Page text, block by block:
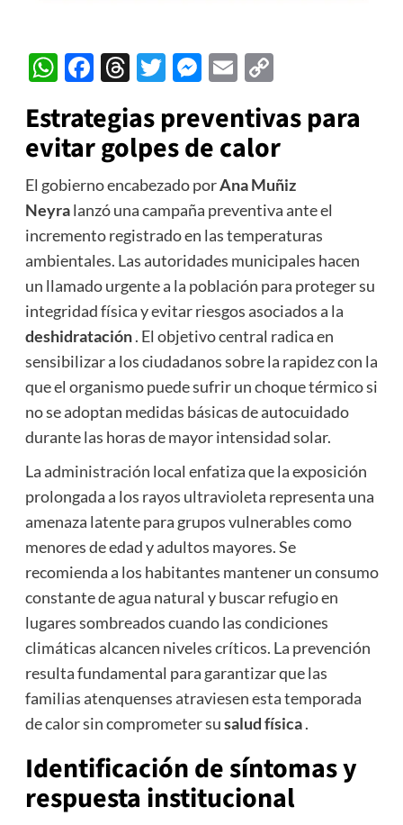
WhatsApp
Facebook
Threads
Twitter
Messenger
EmailCopy
Estrategias preventivas para
evitar golpes de calor
El gobierno encabezado porAna Muñiz
Neyralanzó una campaña preventiva ante el
incremento registrado en las temperaturas
ambientales. Las autoridades municipales hacen
un llamado urgente a la población para proteger su
integridad física y evitar riesgos asociados a la
deshidratación. El objetivo central radica en
sensibilizar a los ciudadanos sobre la rapidez con la
que el organismo puede sufrir un choque térmico si
no se adoptan medidas básicas de autocuidado
durante las horas de mayor intensidad solar.
La administración local enfatiza que la exposición
prolongada a los rayos ultravioleta representa una
amenaza latente para grupos vulnerables como
menores de edad y adultos mayores. Se
recomienda a los habitantes mantener un consumo
constante de agua natural y buscar refugio en
lugares sombreados cuando las condiciones
climáticas alcancen niveles críticos. La prevención
resulta fundamental para garantizar que las
familias atenquenses atraviesen esta temporada
de calor sin comprometer susalud física.
Identificación de síntomas y
respuesta institucional